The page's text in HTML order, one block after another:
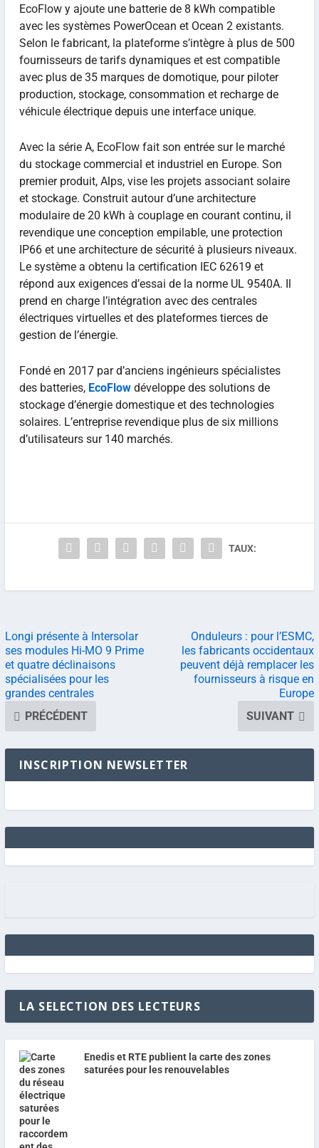
EcoFlow y ajoute une batterie de 8 kWh compatible
avec les systèmes PowerOcean et Ocean 2 existants.
Selon le fabricant, la plateforme s’intègre à plus de 500
fournisseurs de tarifs dynamiques et est compatible
avec plus de 35 marques de domotique, pour piloter
production, stockage, consommation et recharge de
véhicule électrique depuis une interface unique.
Avec la série A, EcoFlow fait son entrée sur le marché
du stockage commercial et industriel en Europe. Son
premier produit, Alps, vise les projets associant solaire
et stockage. Construit autour d’une architecture
modulaire de 20 kWh à couplage en courant continu, il
revendique une conception empilable, une protection
IP66 et une architecture de sécurité à plusieurs niveaux.
Le système a obtenu la certification IEC 62619 et
répond aux exigences d’essai de la norme UL 9540A. Il
prend en charge l’intégration avec des centrales
électriques virtuelles et des plateformes tierces de
gestion de l’énergie.
Fondé en 2017 par d’anciens ingénieurs spécialistes
des batteries, EcoFlowdéveloppe des solutions de
stockage d’énergie domestique et des technologies
solaires. L’entreprise revendique plus de six millions
d’utilisateurs sur 140 marchés.
TAUX:
Longi présente à Intersolar
ses modules Hi-MO 9 Prime
et quatre déclinaisons
spécialisées pour les
grandes centrales
PRÉCÉDENT
Onduleurs : pour l’ESMC,
les fabricants occidentaux
peuvent déjà remplacer les
fournisseurs à risque en
Europe
SUIVANT
INSCRIPTION NEWSLETTER
LA SELECTION DES LECTEURS
Enedis et RTE publient la carte des zones
saturées pour les renouvelables